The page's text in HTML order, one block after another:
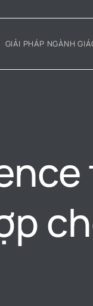
GIẢI PHÁP NGÀNH